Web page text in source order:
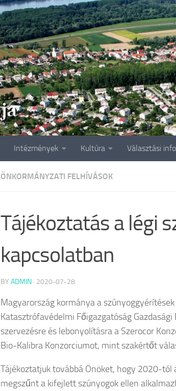
Intézmények Kultúra Választási
ÖNKORMÁNYZATI FELHÍVÁSOK
Tájékoztatás a légi
kapcsolatban
BY ADMIN · 2020-07-28
Magyarország kormánya a
Katasztrófavédelmi Főigazgatóság
szervezésre és lebonyolításra a Szerocor
Bio-Kalibra Konzorciumot, mint szakértőt
Tájékoztatjuk továbbá Önöket, hogy 2020-tól
megszűnt a kifejlett szúnyogok ellen